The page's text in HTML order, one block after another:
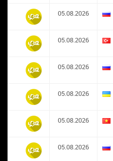
05.08.2026
05.08.2026
05.08.2026
05.08.2026
05.08.2026
05.08.2026